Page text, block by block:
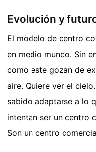
Evolución y
El modelo de centro
en medio mundo. Sin
como este gozan de
aire. Quiere ver el
sabido adaptarse a lo
intentan ser un centro
Son un centro